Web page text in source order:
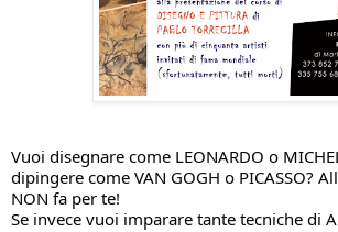
Vuoi disegnare come LEONARDO o
dipingere come VAN GOGH o PICASSO?
NON fa per te!
Se invece vuoi imparare tante tecniche di